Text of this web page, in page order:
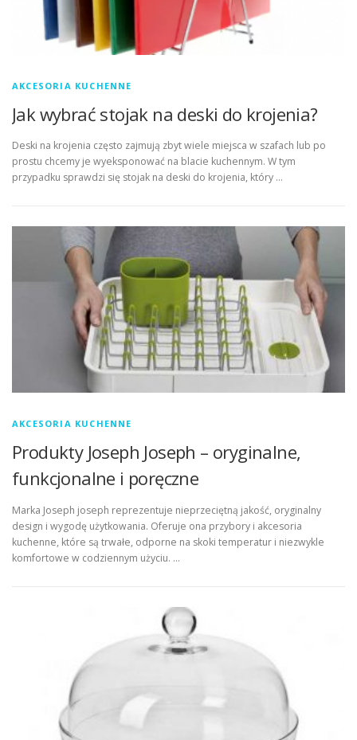
AKCESORIA KUCHENNE
Jak wybrać stojak na deski do krojenia?
Deski na krojenia często zajmują zbyt wiele miejsca w szafach lub po
prostu chcemy je wyeksponować na blacie kuchennym. W tym
przypadku sprawdzi się stojak na deski do krojenia, który …
AKCESORIA KUCHENNE
Produkty Joseph Joseph – oryginalne,
funkcjonalne i poręczne
Marka Joseph joseph reprezentuje nieprzeciętną jakość, oryginalny
design i wygodę użytkowania. Oferuje ona przybory i akcesoria
kuchenne, które są trwałe, odporne na skoki temperatur i niezwykle
komfortowe w codziennym użyciu. …